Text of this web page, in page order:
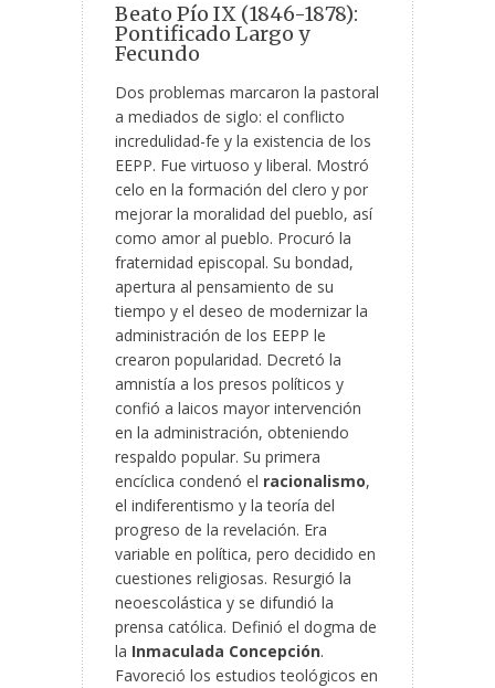
Beato Pío IX (1846-1878):
Pontificado Largo y
Fecundo
Dos problemas marcaron la pastoral
a mediados de siglo: el conflicto
incredulidad-fe y la existencia de los
EEPP. Fue virtuoso y liberal. Mostró
celo en la formación del clero y por
mejorar la moralidad del pueblo, así
como amor al pueblo. Procuró la
fraternidad episcopal. Su bondad,
apertura al pensamiento de su
tiempo y el deseo de modernizar la
administración de los EEPP le
crearon popularidad. Decretó la
amnistía a los presos políticos y
confió a laicos mayor intervención
en la administración, obteniendo
respaldo popular. Su primera
encíclica condenó el racionalismo,
el indiferentismo y la teoría del
progreso de la revelación. Era
variable en política, pero decidido en
cuestiones religiosas. Resurgió la
neoescolástica y se difundió la
prensa católica. Definió el dogma de
la Inmaculada Concepción.
Favoreció los estudios teológicos en